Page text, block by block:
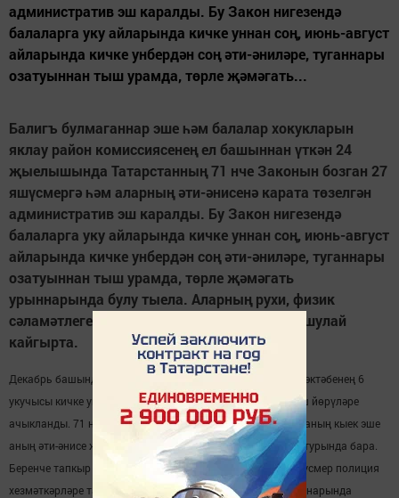
административ эш каралды. Бу Закон нигезендә
балаларга уку айларында кичке уннан соң, июнь-август
айларында кичке унбердән соң әти-әниләре, туганнары
озатуыннан тыш урамда, төрле җәмәгать...
Балигъ булмаганнар эше һәм балалар хокукларын
яклау район комиссиясенең ел башыннан үткән 24
җыелышында Татарстанның 71 нче Законын бозган 27
яшүсмергә һәм аларның әти-әнисенә карата төзелгән
административ эш каралды. Бу Закон нигезендә
балаларга уку айларында кичке уннан соң, июнь-август
айларында кичке унбердән соң әти-әниләре, туганнары
озатуыннан тыш урамда, төрле җәмәгать
урыннарында булу тыела. Аларның рухи, физик
сәламәтлеге, иминлеге турында дәүләт әнә шулай
кайгырта.
Декабрь башында үткәрелгән соңгы утырышта Борнаш мәктәбенең 6
укучысы кичке уннан соң урамда олылар озатуыннан тыш йөрүләре
ачыкланды. 71 нче Закон нигезендә балигъ булмаган баланың кыек эше
аның әти-әнисе җавап тота. Сүз нигездә акчалата штраф турында бара.
Беренче тапкыр ул 500-1000 сум булса, ел дәвамында яшүсмер полиция
хезмәткәрләре тарафыннан кабат урамда, җәмәгать урыннарында